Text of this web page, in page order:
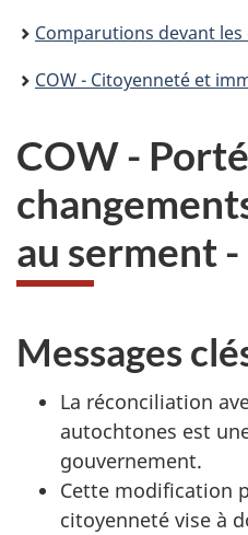
Comparutions devant
COW - Citoyenneté et
COW -
au serment
Messages
La réconciliation
autochtones est
gouvernement.
Cette modification
citoyenneté vise à